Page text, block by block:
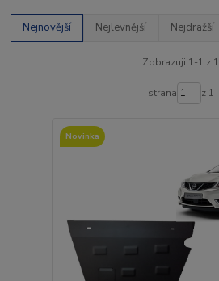
Nejnovější Nejlevnější Nejdražší
Zobrazuji 1-1 z 1
strana z 1
Novinka